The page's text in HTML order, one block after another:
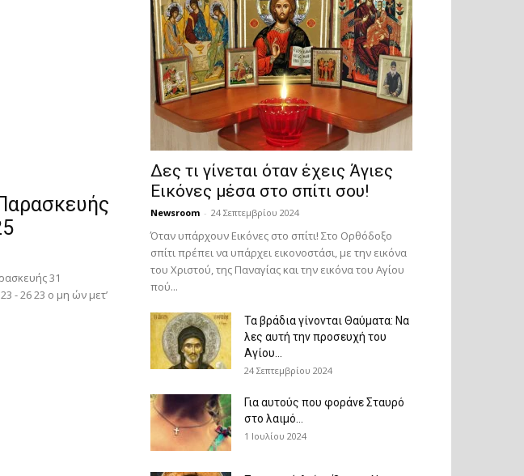
31
- 26 23 ο μη ών μετ’
Δες τι γίνεται όταν έχεις Άγιες
Εικόνες μέσα στο σπίτι σου!
Newsroom - 24 Σεπτεμβρίου 2024
Όταν υπάρχουν Εικόνες στο σπίτι! Στο Ορθόδοξο
σπίτι πρέπει να υπάρχει εικονοστάσι, με την εικόνα
του Χριστού, της Παν­αγίας και την εικόνα του Αγίου
πού...
Τα βράδια γίνονται Θαύματα: Να
λες αυτή την προσευχή του
Αγίου...
24 Σεπτεμβρίου 2024
Για αυτούς που φοράνε Σταυρό
στο λαιμό…
1 Ιουλίου 2024